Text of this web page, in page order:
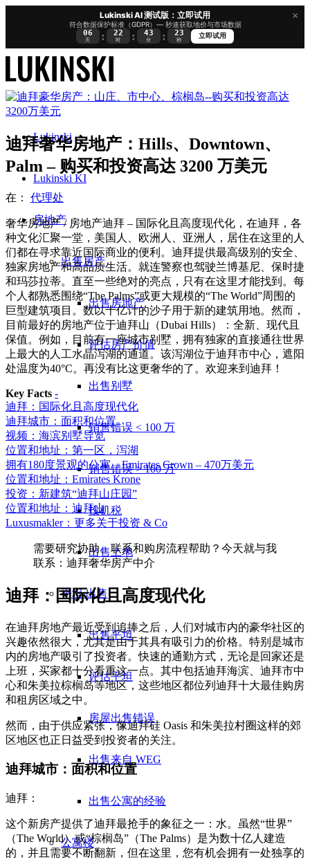
×
Lukinski AI 测试版：立即试用
符合数据保护标准（GDPR）— 秒速获取地价与市场数据
06
天 : 22
时 : 43
分 : 22
秒
立即试用
Lukinski
Lukinski KI
房地产
出售房产
出售房地产
评估房产价值
出售别墅
销售错误 < 100 万
销售错误 > 100 万
投机税
出售土地
平坦出售
出售平坦
评估平坦
房屋出售错误
出售来自 WEG
出售公寓的经验
公寓楼
迪拜奢华房地产：Hills、Downtown、
Palm – 购买和投资高达 3200 万美元
在： 代理处
奢华房地产 / 房地产迪拜 – 国际化且高度现代化，在迪拜，各
种文化汇聚一堂，美国人、欧洲人、亚洲人，居住在这里的人
们都在寻求靠近国际商业的便利。迪拜提供最高级别的安全、
独家房地产和高品质生活。就连警察也驾驶兰博基尼、保时捷
和玛莎拉蒂。直至一些绝对的亮点，只有在这里才能找到。每
个人都熟悉围绕“The Palms”或更大规模的“The World”周围的
巨型建筑项目。数以十亿计的沙子用于新的建筑用地。然而，
目前最好的房地产位于迪拜山（Dubai Hills）：全新、现代且
保值。例如，目前有一座城市别墅，拥有独家的直接通往世界
上最大的人工水晶泻湖的通道。该泻湖位于迪拜市中心，遮阳
处温度为40°C。再没有比这更奢华的了。欢迎来到迪拜！
Key Facts -
迪拜：国际化且高度现代化
迪拜城市：面积和位置
视频：海滨别墅导览
位置和地址：第一区，泻湖
拥有180度景观的公寓，Emirates Crown – 470万美元
位置和地址：Emirates Krone
投资：新建筑“迪拜山庄园”
位置和地址：迪拜山
Luxusmakler：更多关于投资 & Co
需要研究协助、联系和购房流程帮助？今天就与我
联系：迪拜奢华房产中介
迪拜：国际化且高度现代化
在迪拜房地产最近受到追捧之后，人们对城市内的豪华社区的
兴趣依然很大，尤其是由于其具有吸引力的价格。特别是城市
内的房地产吸引了投资者。快速的通勤方式，无论是回家还是
上班，买家都十分看重这一点。其中包括迪拜海滨、迪拜市中
心和朱美拉棕榈岛等地区，这些地区都位列迪拜十大最佳购房
和租房区域之中。
然而，由于供应紧张，像迪拜硅 Oasis 和朱美拉村圈这样的郊
区地区也正日益受到投资者的关注。
迪拜城市：面积和位置
迪拜：
这个新房产提供了迪拜最抢手的象征之一：水。虽然“世界”
（The World）或“棕榈岛”（The Palms）是为数十亿人建造
的，并且需要不断翻新，但在这里，您有机会拥有一处独享的